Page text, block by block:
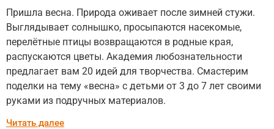
Пришла весна. Природа оживает после зимней стужи.
Выглядывает солнышко, просыпаются насекомые,
перелётные птицы возвращаются в родные края,
распускаются цветы. Академия любознательности
предлагает вам 20 идей для творчества. Смастерим
поделки на тему «весна» с детьми от 3 до 7 лет своими
руками из подручных материалов.
Читать далее